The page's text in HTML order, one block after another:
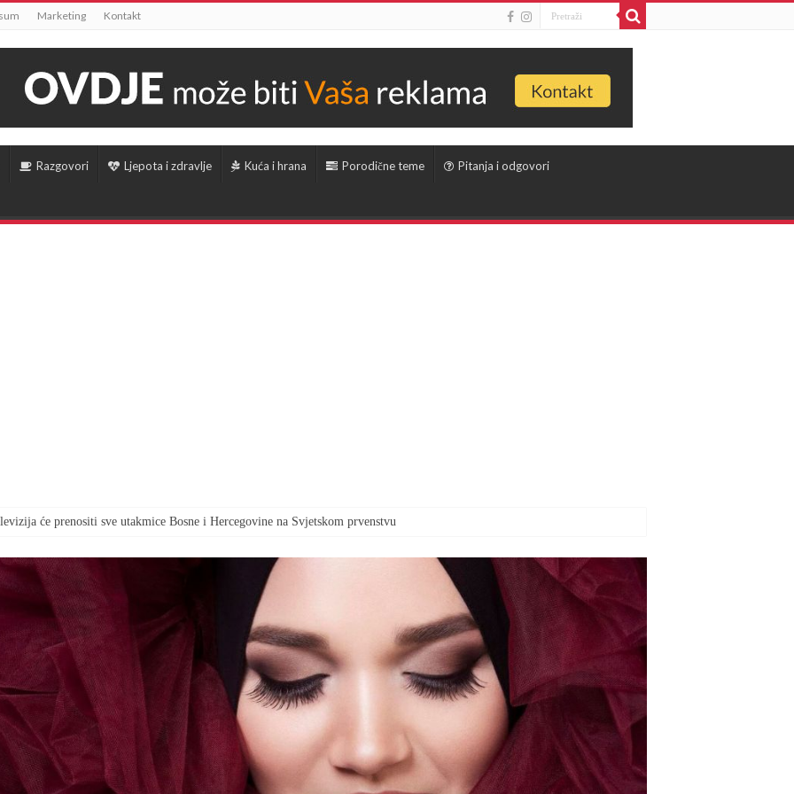
Marketing Kontakt
Razgovori Ljepota i zdravlje Kuća i hrana Porodične teme Pitanja i odgovori
će prenositi sve utakmice Bosne i Hercegovine na Svjetskom prvenstvu
vrijeme marketa kako bi radnici gledali utakmicu BiH – Kanada